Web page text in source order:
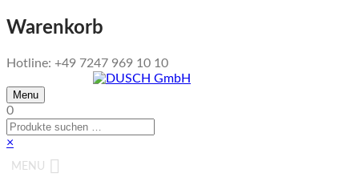
Warenkorb
Hotline: +49 7247 969 10 10
Menu
0
×
MENU